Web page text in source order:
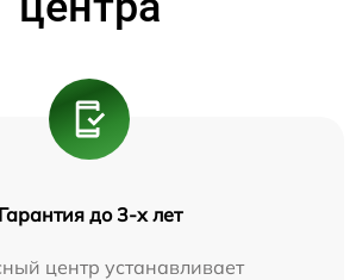
Гарантия до 3-х лет
центр устанавливает